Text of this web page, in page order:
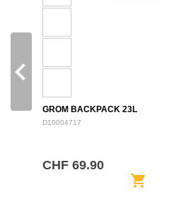
GROM BACKPACK 23L
D10004717
CHF 69.90
shopping_cart
navigate_before